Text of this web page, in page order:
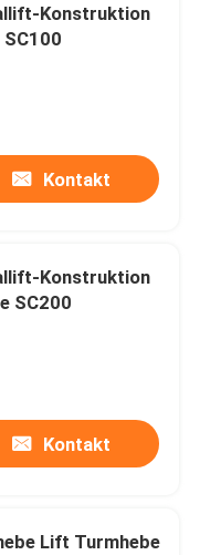
Konstruktion
Kontakt
Konstruktion
SC200
Kontakt
Lift Turmhebe